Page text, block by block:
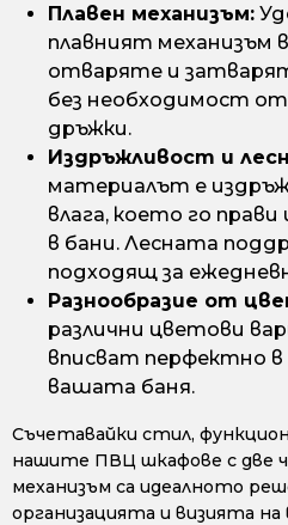
Плавен механизъм:
плавният механизъм
отваряте и
без необходимост
дръжки.
Издръжливост и
материалът е
влага, което го прави
в бани. Лесната
подходящ за
Разнообразие от
различни цветови
вписват перфектно
вашата баня.
Съчетавайки стил,
нашите ПВЦ шкафове с две
механизъм са идеалното
организацията и визията